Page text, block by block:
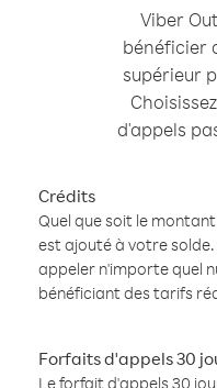
Viber
bénéficier
supérieur
d'appels
Crédits
Quel que soit le
est ajouté à votre
appeler n'importe quel
bénéficiant des tarifs
Forfaits d'appels 30
Le forfait d'appels 30